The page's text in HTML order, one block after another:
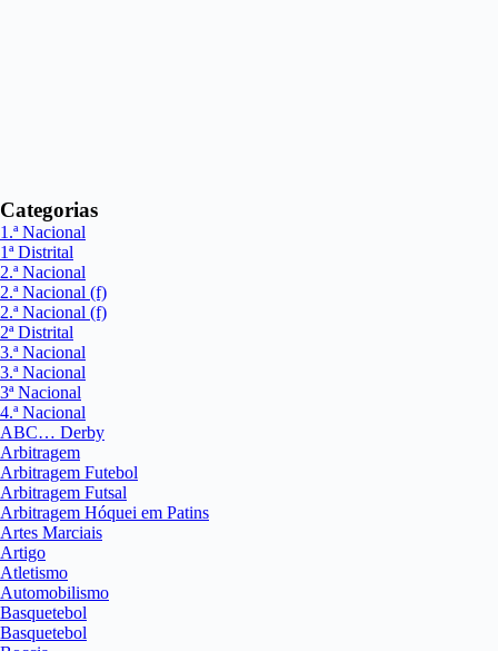
Categorias
1.ª Nacional
1ª Distrital
2.ª Nacional
2.ª Nacional (f)
2.ª Nacional (f)
2ª Distrital
3.ª Nacional
3.ª Nacional
3ª Nacional
4.ª Nacional
ABC… Derby
Arbitragem
Arbitragem Futebol
Arbitragem Futsal
Arbitragem Hóquei em Patins
Artes Marciais
Artigo
Atletismo
Automobilismo
Basquetebol
Basquetebol